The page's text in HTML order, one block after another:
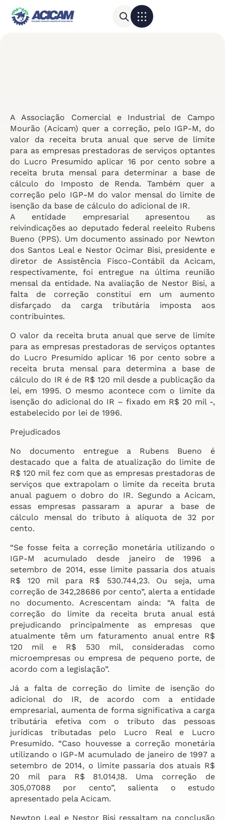
A Associação Comercial e Industrial de Campo
Mourão (Acicam) quer a correção, pelo IGP-M, do
valor da receita bruta anual que serve de limite
para as empresas prestadoras de serviços optantes
do Lucro Presumido aplicar 16 por cento sobre a
receita bruta mensal para determinar a base de
cálculo do Imposto de Renda. Também quer a
correção pelo IGP-M do valor mensal do limite de
isenção da base de cálculo do adicional de IR.
A entidade empresarial apresentou as
reivindicações ao deputado federal reeleito Rubens
Bueno (PPS). Um documento assinado por Newton
dos Santos Leal e Nestor Ocimar Bisi, presidente e
diretor de Assistência Fisco-Contábil da Acicam,
respectivamente, foi entregue na última reunião
mensal da entidade. Na avaliação de Nestor Bisi, a
falta de correção constitui em um aumento
disfarçado da carga tributária imposta aos
contribuintes.
O valor da receita bruta anual que serve de limite
para as empresas prestadoras de serviços optantes
do Lucro Presumido aplicar 16 por cento sobre a
receita bruta mensal para determina a base de
cálculo do IR é de R$ 120 mil desde a publicação da
lei, em 1995. O mesmo acontece com o limite da
isenção do adicional do IR – fixado em R$ 20 mil -,
estabelecido por lei de 1996.
Prejudicados
No documento entregue a Rubens Bueno é
destacado que a falta de atualização do limite de
R$ 120 mil fez com que as empresas prestadoras de
serviços que extrapolam o limite da receita bruta
anual paguem o dobro do IR. Segundo a Acicam,
essas empresas passaram a apurar a base de
cálculo mensal do tributo à alíquota de 32 por
cento.
“Se fosse feita a correção monetária utilizando o
IGP-M acumulado desde janeiro de 1996 a
setembro de 2014, esse limite passaria dos atuais
R$ 120 mil para R$ 530.744,23. Ou seja, uma
correção de 342,28686 por cento”, alerta a entidade
no documento. Acrescentam ainda: “A falta de
correção do limite da receita bruta anual está
prejudicando principalmente as empresas que
atualmente têm um faturamento anual entre R$
120 mil e R$ 530 mil, consideradas como
microempresas ou empresa de pequeno porte, de
acordo com a legislação”.
Já a falta de correção do limite de isenção do
adicional do IR, de acordo com a entidade
empresarial, aumenta de forma significativa a carga
tributária efetiva com o tributo das pessoas
jurídicas tributadas pelo Lucro Real e Lucro
Presumido. “Caso houvesse a correção monetária
utilizando o IGP-M acumulado de janeiro de 1997 a
setembro de 2014, o limite passaria dos atuais R$
20 mil para R$ 81.014,18. Uma correção de
305,07088 por cento”, salienta o estudo
apresentado pela Acicam.
Newton Leal e Nestor Bisi ressaltam na conclusão